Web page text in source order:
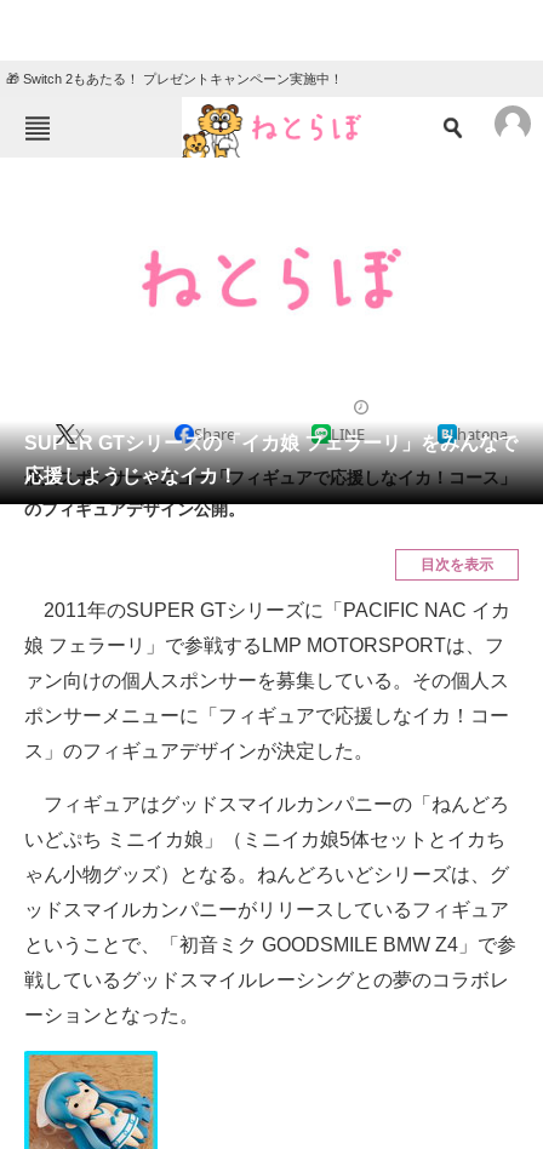
🎁 Switch 2もあたる！ プレゼントキャンペーン実施中！
クイズ
地域
会員記事
メディア
スマホと通信の最新トレンド
好きが集まる 比べて選べる
ビジネスと働き方のヒント
AI活用のいまが分かる
企業ITのトレンドを詳説
経営リーダーのコミュニティ
マーケ×ITの今がよく分かる
ITエンジニア向け専門サイト
企業向けIT製品の総合サイト
SUPER GTシリーズの「イカ娘 フェラーリ」をみんなで
応援しようじゃなイカ！
X Share LINE hatena
個人スポンサーメニュー「フィギュアで応援しなイカ！コース」
のフィギュアデザイン公開。
目次を表示
2011年のSUPER GTシリーズに「PACIFIC NAC イカ
娘 フェラーリ」で参戦するLMP MOTORSPORTは、フ
ァン向けの個人スポンサーを募集している。その個人ス
ポンサーメニューに「フィギュアで応援しなイカ！コー
ス」のフィギュアデザインが決定した。
フィギュアはグッドスマイルカンパニーの「ねんどろ
いどぷち ミニイカ娘」（ミニイカ娘5体セットとイカち
ゃん小物グッズ）となる。ねんどろいどシリーズは、グ
ッドスマイルカンパニーがリリースしているフィギュア
ということで、「初音ミク GOODSMILE BMW Z4」で参
戦しているグッドスマイルレーシングとの夢のコラボレ
ーションとなった。